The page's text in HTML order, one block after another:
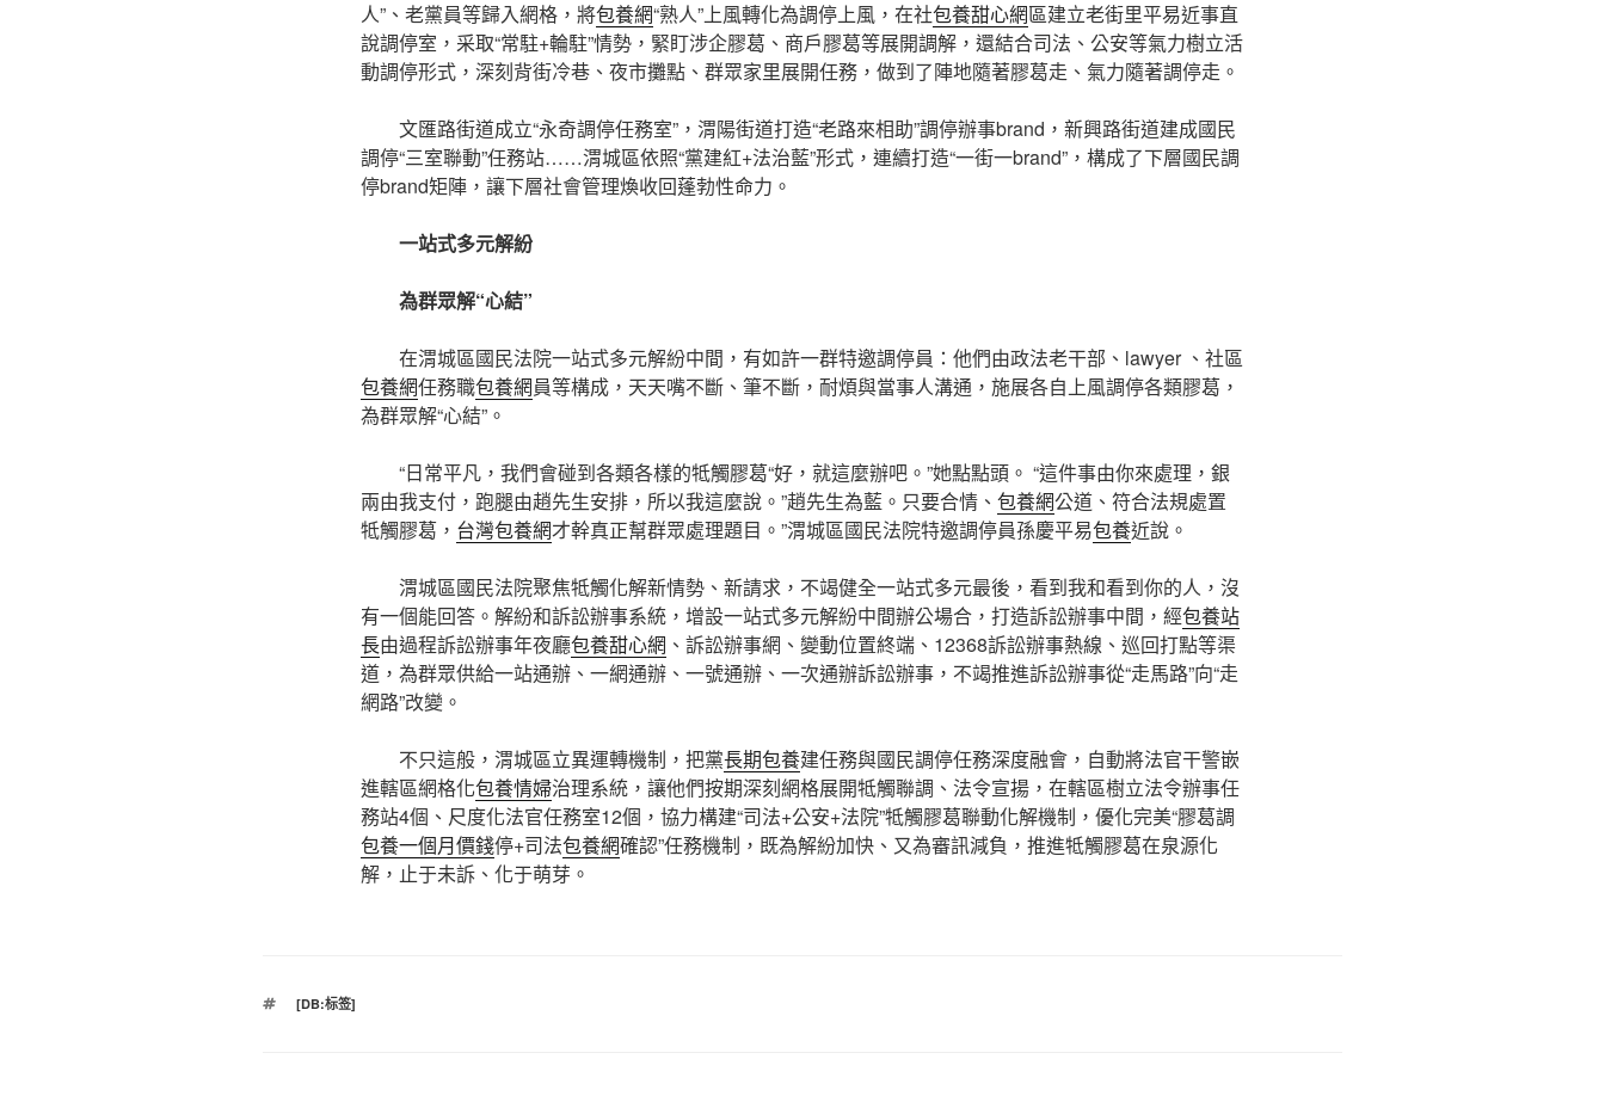
人”、老黨員等歸入網格，將包養網“熟人”上風轉化為調停上風，在社包養甜心網區建立老街里平易近事直
說調停室，采取“常駐+輪駐”情勢，緊盯涉企膠葛、商戶膠葛等展開調解，還結合司法、公安等氣力樹立活
動調停形式，深刻背街冷巷、夜市攤點、群眾家里展開任務，做到了陣地隨著膠葛走、氣力隨著調停走。
文匯路街道成立“永奇調停任務室”，渭陽街道打造“老路來相助”調停辦事brand，新興路街道建成國民
調停“三室聯動”任務站……渭城區依照“黨建紅+法治藍”形式，連續打造“一街一brand”，構成了下層國民調
停brand矩陣，讓下層社會管理煥收回蓬勃性命力。
一站式多元解紛
為群眾解“心結”
在渭城區國民法院一站式多元解紛中間，有如許一群特邀調停員：他們由政法老干部、lawyer 、社區
包養網任務職包養網員等構成，天天嘴不斷、筆不斷，耐煩與當事人溝通，施展各自上風調停各類膠葛，
為群眾解“心結”。
“日常平凡，我們會碰到各類各樣的牴觸膠葛“好，就這麼辦吧。”她點點頭。 “這件事由你來處理，銀
兩由我支付，跑腿由趙先生安排，所以我這麼說。”趙先生為藍。只要合情、 包養網公道、符合法規處置
牴觸膠葛， 台灣包養網才幹真正幫群眾處理題目。”渭城區國民法院特邀調停員孫慶平易包養近說。
渭城區國民法院聚焦牴觸化解新情勢、新請求，不竭健全一站式多元最後，看到我和看到你的人，沒
有一個能回答。解紛和訴訟辦事系統，增設一站式多元解紛中間辦公場合，打造訴訟辦事中間，經包養站
長由過程訴訟辦事年夜廳包養甜心網 、訴訟辦事網、變動位置終端、12368訴訟辦事熱線、巡回打點等渠
道，為群眾供給一站通辦、一網通辦、一號通辦、一次通辦訴訟辦事，不竭推進訴訟辦事從“走馬路”向“走
網路”改變。
不只這般，渭城區立異運轉機制，把黨長期包養建任務與國民調停任務深度融會，自動將法官干警嵌
進轄區網格化包養情婦治理系統，讓他們按期深刻網格展開牴觸聯調、法令宣揚，在轄區樹立法令辦事任
務站4個、尺度化法官任務室12個，協力構建“司法+公安+法院”牴觸膠葛聯動化解機制，優化完美“膠葛調
包養一個月價錢停+司法包養網確認”任務機制，既為解紛加快、又為審訊減負，推進牴觸膠葛在泉源化
解，止于未訴、化于萌芽。
標
[DB:标签]